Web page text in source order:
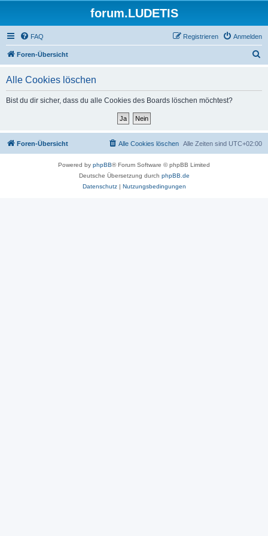
forum.LUDETIS
FAQ Anmelden
Registrieren
Foren-Übersicht
Alle Cookies löschen
Bist du dir sicher, dass du alle Cookies des Boards löschen möchtest?
Foren-Übersicht Alle Zeiten sind UTC+02:00
Alle Cookies löschen
Powered by phpBB® Forum Software © phpBB Limited
Deutsche Übersetzung durch phpBB.de
Datenschutz| Nutzungsbedingungen